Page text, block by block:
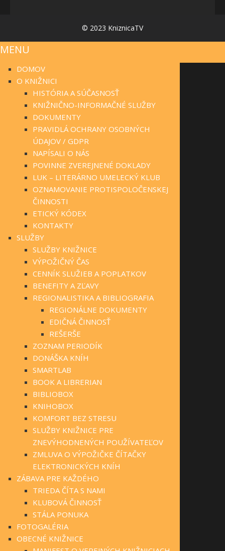
© 2023 KniznicaTV
MENU
DOMOV
O KNIŽNICI
HISTÓRIA A SÚČASNOSŤ
KNIŽNIČNO-INFORMAČNÉ SLUŽBY
DOKUMENTY
PRAVIDLÁ OCHRANY OSOBNÝCH
ÚDAJOV / GDPR
NAPÍSALI O NÁS
POVINNE ZVEREJNENÉ DOKLADY
LUK – LITERÁRNO UMELECKÝ KLUB
OZNAMOVANIE PROTISPOLOČENSKEJ
ČINNOSTI
ETICKÝ KÓDEX
KONTAKTY
SLUŽBY
SLUŽBY KNIŽNICE
VÝPOŽIČNÝ ČAS
CENNÍK SLUŽIEB A POPLATKOV
BENEFITY A ZĽAVY
REGIONALISTIKA A BIBLIOGRAFIA
REGIONÁLNE DOKUMENTY
EDIČNÁ ČINNOSŤ
REŠERŠE
ZOZNAM PERIODÍK
DONÁŠKA KNÍH
SMARTLAB
BOOK A LIBRERIAN
BIBLIOBOX
KNIHOBOX
KOMFORT BEZ STRESU
SLUŽBY KNIŽNICE PRE
ZNEVÝHODNENÝCH POUŽÍVATEĽOV
ZMLUVA O VÝPOŽIČKE ČÍTAČKY
ELEKTRONICKÝCH KNÍH
ZÁBAVA PRE KAŽDÉHO
TRIEDA ČÍTA S NAMI
KLUBOVÁ ČINNOSŤ
STÁLA PONUKA
FOTOGALÉRIA
OBECNÉ KNIŽNICE